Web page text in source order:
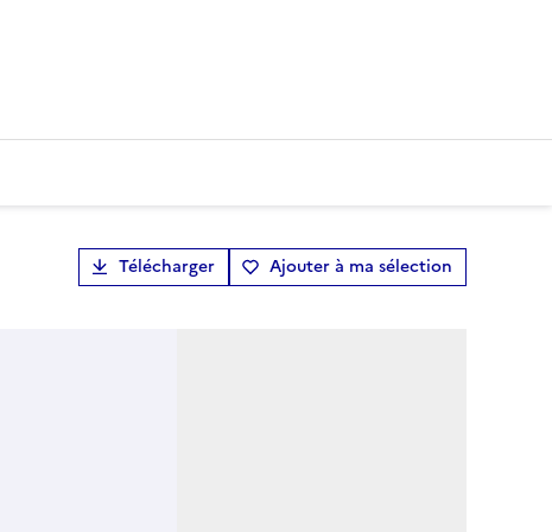
Télécharger Ajouter à ma sélection